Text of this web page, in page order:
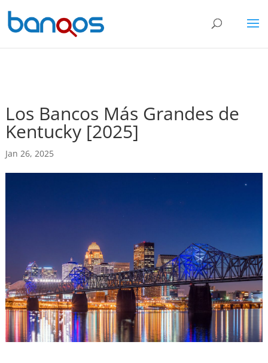
Los Bancos Más Grandes de
Kentucky [2025]
Jan 26, 2025